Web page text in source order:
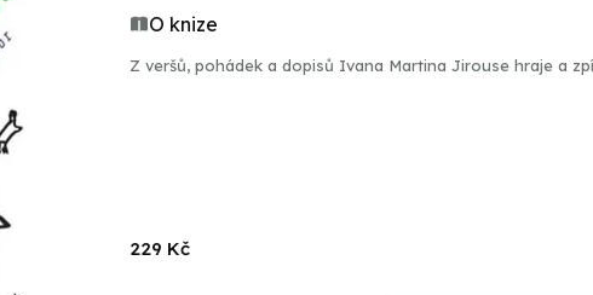
O knize
Z veršů, pohádek a dopisů Ivana Martina Jirouse hraje a
229 Kč